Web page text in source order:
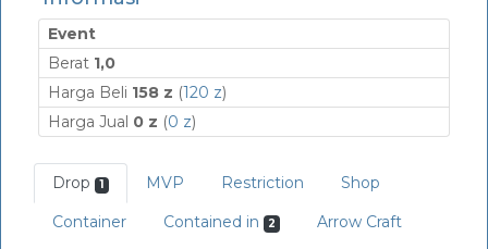
Event
Berat 1,0
Harga Beli 158 z (120 z)
Harga Jual 0 z (0 z)
Drop 1 MVP Restriction
Shop
Container
Contained in 2
Arrow Craft